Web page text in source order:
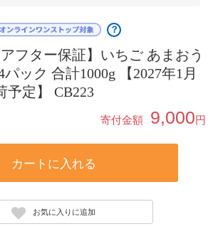
？
フター保証】いちご あまおう
ック 合計1000g 【2027年1月
予定】 CB223
寄付金額 9,000円
カートに入れる
お気に入りに追加